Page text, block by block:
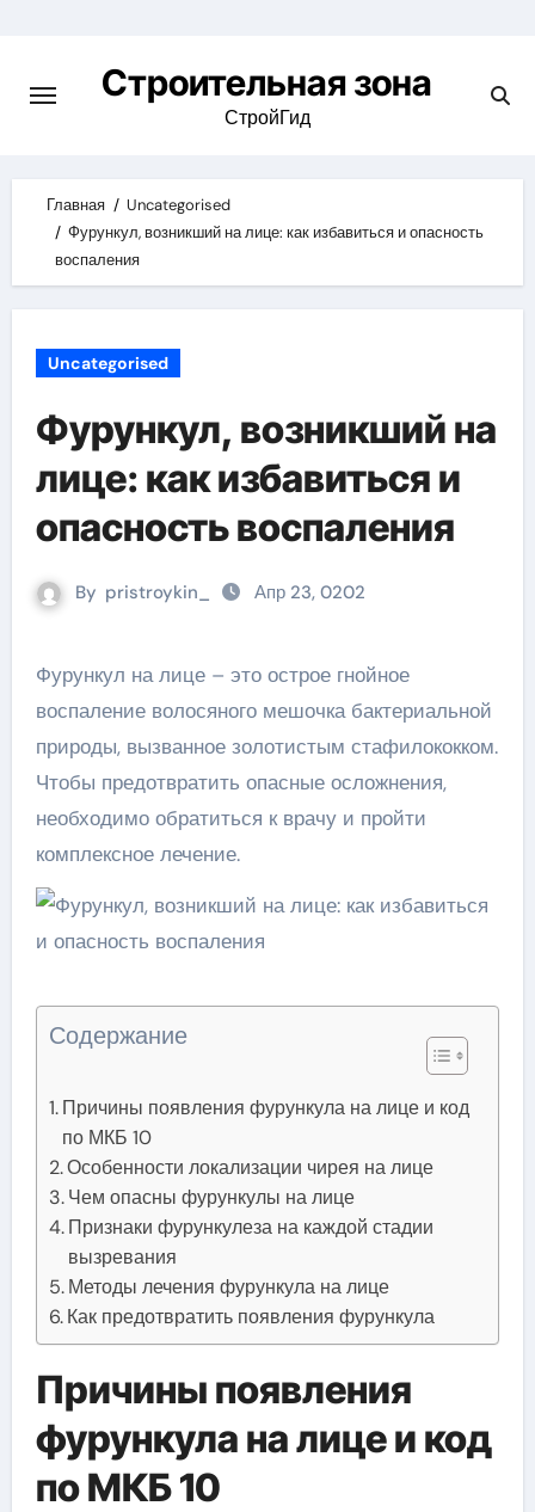
content
Строительная зона
СтройГид
Главная
Uncategorised
Фурункул, возникший на лице: как избавиться и опасность
воспаления
Uncategorised
Фурункул, возникший на
лице: как избавиться и
опасность воспаления
By pristroykin_ Апр 23, 0202
Фурункул на лице – это острое гнойное
воспаление волосяного мешочка бактериальной
природы, вызванное золотистым стафилококком.
Чтобы предотвратить опасные осложнения,
необходимо обратиться к врачу и пройти
комплексное лечение.
Содержание
Причины появления фурункула на лице и код
по МКБ 10
Особенности локализации чирея на лице
Чем опасны фурункулы на лице
Признаки фурункулеза на каждой стадии
вызревания
Методы лечения фурункула на лице
Как предотвратить появления фурункула
Причины появления
фурункула на лице и код
по МКБ 10